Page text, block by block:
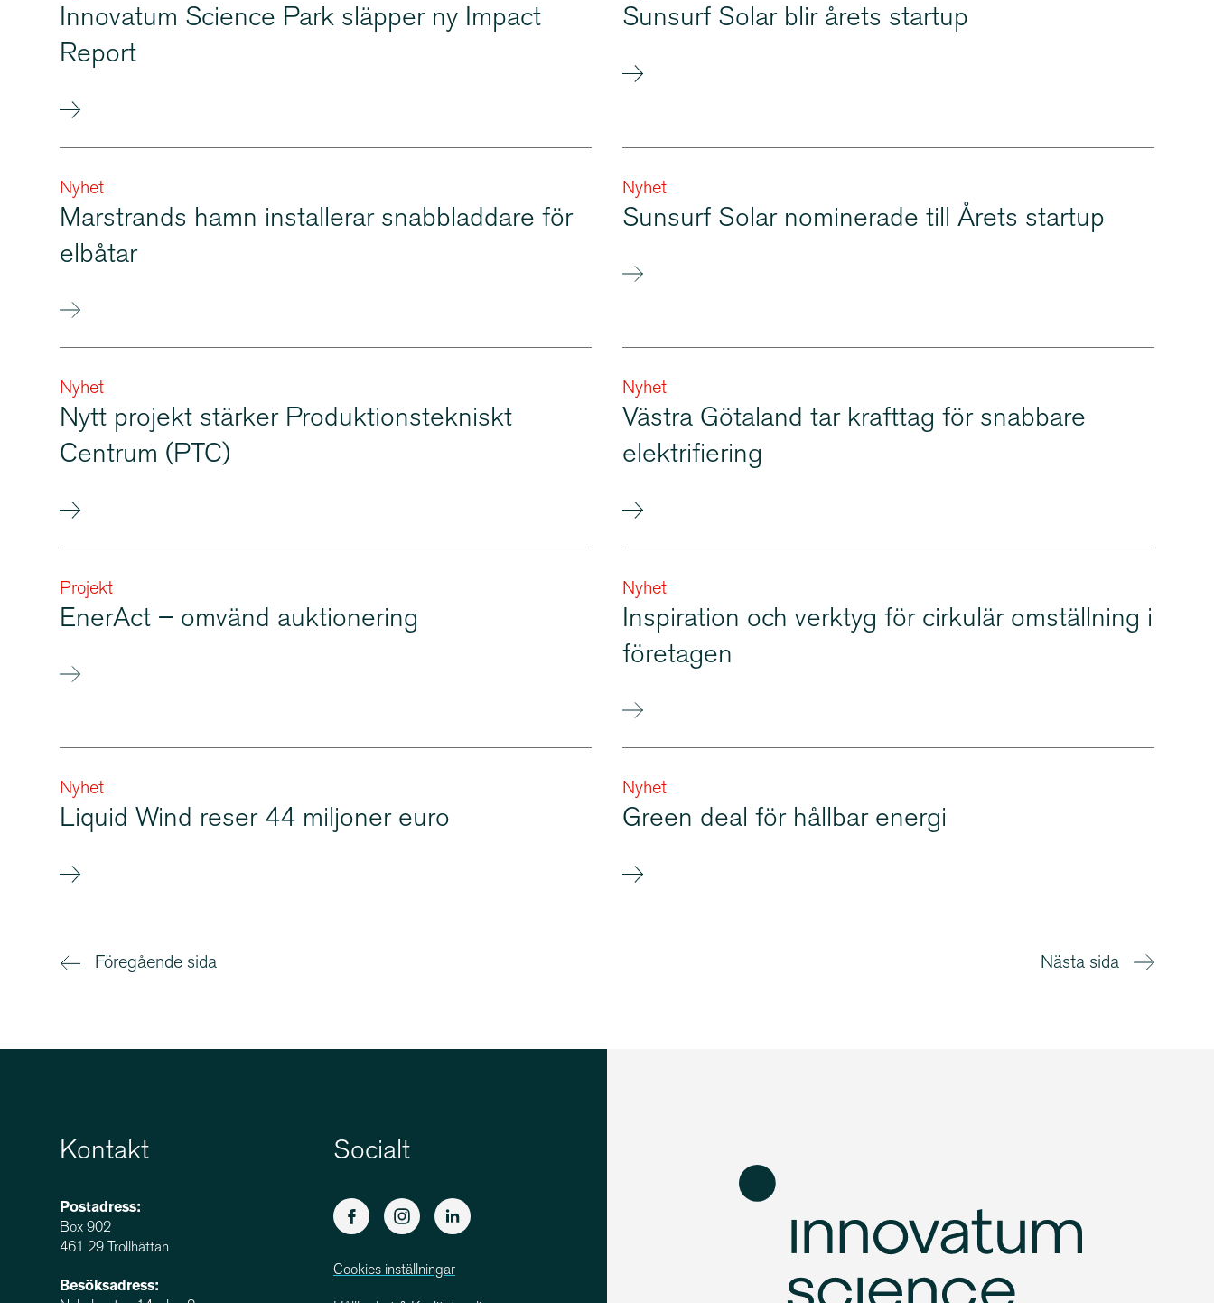
Innovatum Science Park släpper ny Impact
Report
Sunsurf Solar blir årets startup
Nyhet
Marstrands hamn installerar snabbladdare för
elbåtar
Nyhet
Sunsurf Solar nominerade till Årets startup
Nyhet
Nytt projekt stärker Produk­tions­tek­niskt
Centrum (PTC)
Nyhet
Västra Götaland tar krafttag för snabbare
elekt­ri­fi­ering
Projekt
EnerAct – omvänd auktionering
Nyhet
Inspiration och verktyg för cirkulär omställning i
företagen
Nyhet
Liquid Wind reser 44 miljoner euro
Nyhet
Green deal för hållbar energi
Föregående sida Nästa sida
Kontakt
Postadress:
Box 902
461 29 Trollhättan
Besöksadress:
Socialt
Cookies inställningar